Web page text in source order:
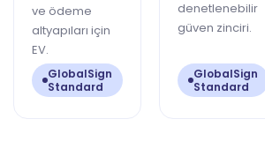
ve ödeme
altyapıları için
EV.
GlobalSign
Standard
denetlenebilir
güven zinciri.
GlobalSign
Standard